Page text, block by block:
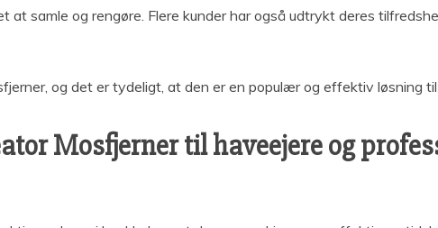
samle og rengøre. Flere kunder har også udtrykt deres
og det er tydeligt, at den er en populær og effektiv løsning
Mosfjerner til haveejere og